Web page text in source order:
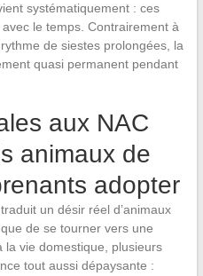
systématiquement : ces
le temps. Contrairement à
de siestes prolongées, la
quasi permanent pendant
aux NAC
animaux de
adopter
un désir réel d’animaux
de se tourner vers une
vie domestique, plusieurs
tout aussi dépaysante :